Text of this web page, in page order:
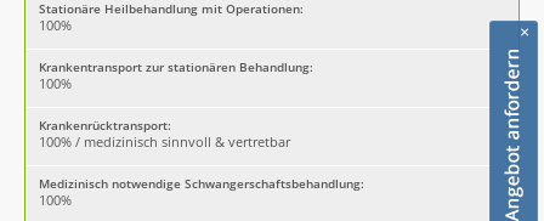
Stationäre Heilbehandlung mit Operationen:
100%
Krankentransport zur stationären Behandlung:
100%
Krankenrücktransport:
100% / medizinisch sinnvoll & vertretbar
Medizinisch notwendige Schwangerschaftsbehandlung:
100%
×